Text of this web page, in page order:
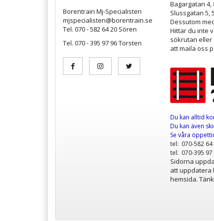
Borentrain Mj-Specialisten
mjspecialisten@borentrain.se
Tel. 070 - 582 64 20 Sören
Tel. 070 - 395 97 96 Torsten
Bagargatan 4,
Slussgatan 5,
Dessutom
Hittar du inte
sökrutan eller
att maila oss
Du kan alltid
Du kan även
Se våra
tel: 070-582
tel: 070-395
Sidorna
att uppdatera
hemsida.